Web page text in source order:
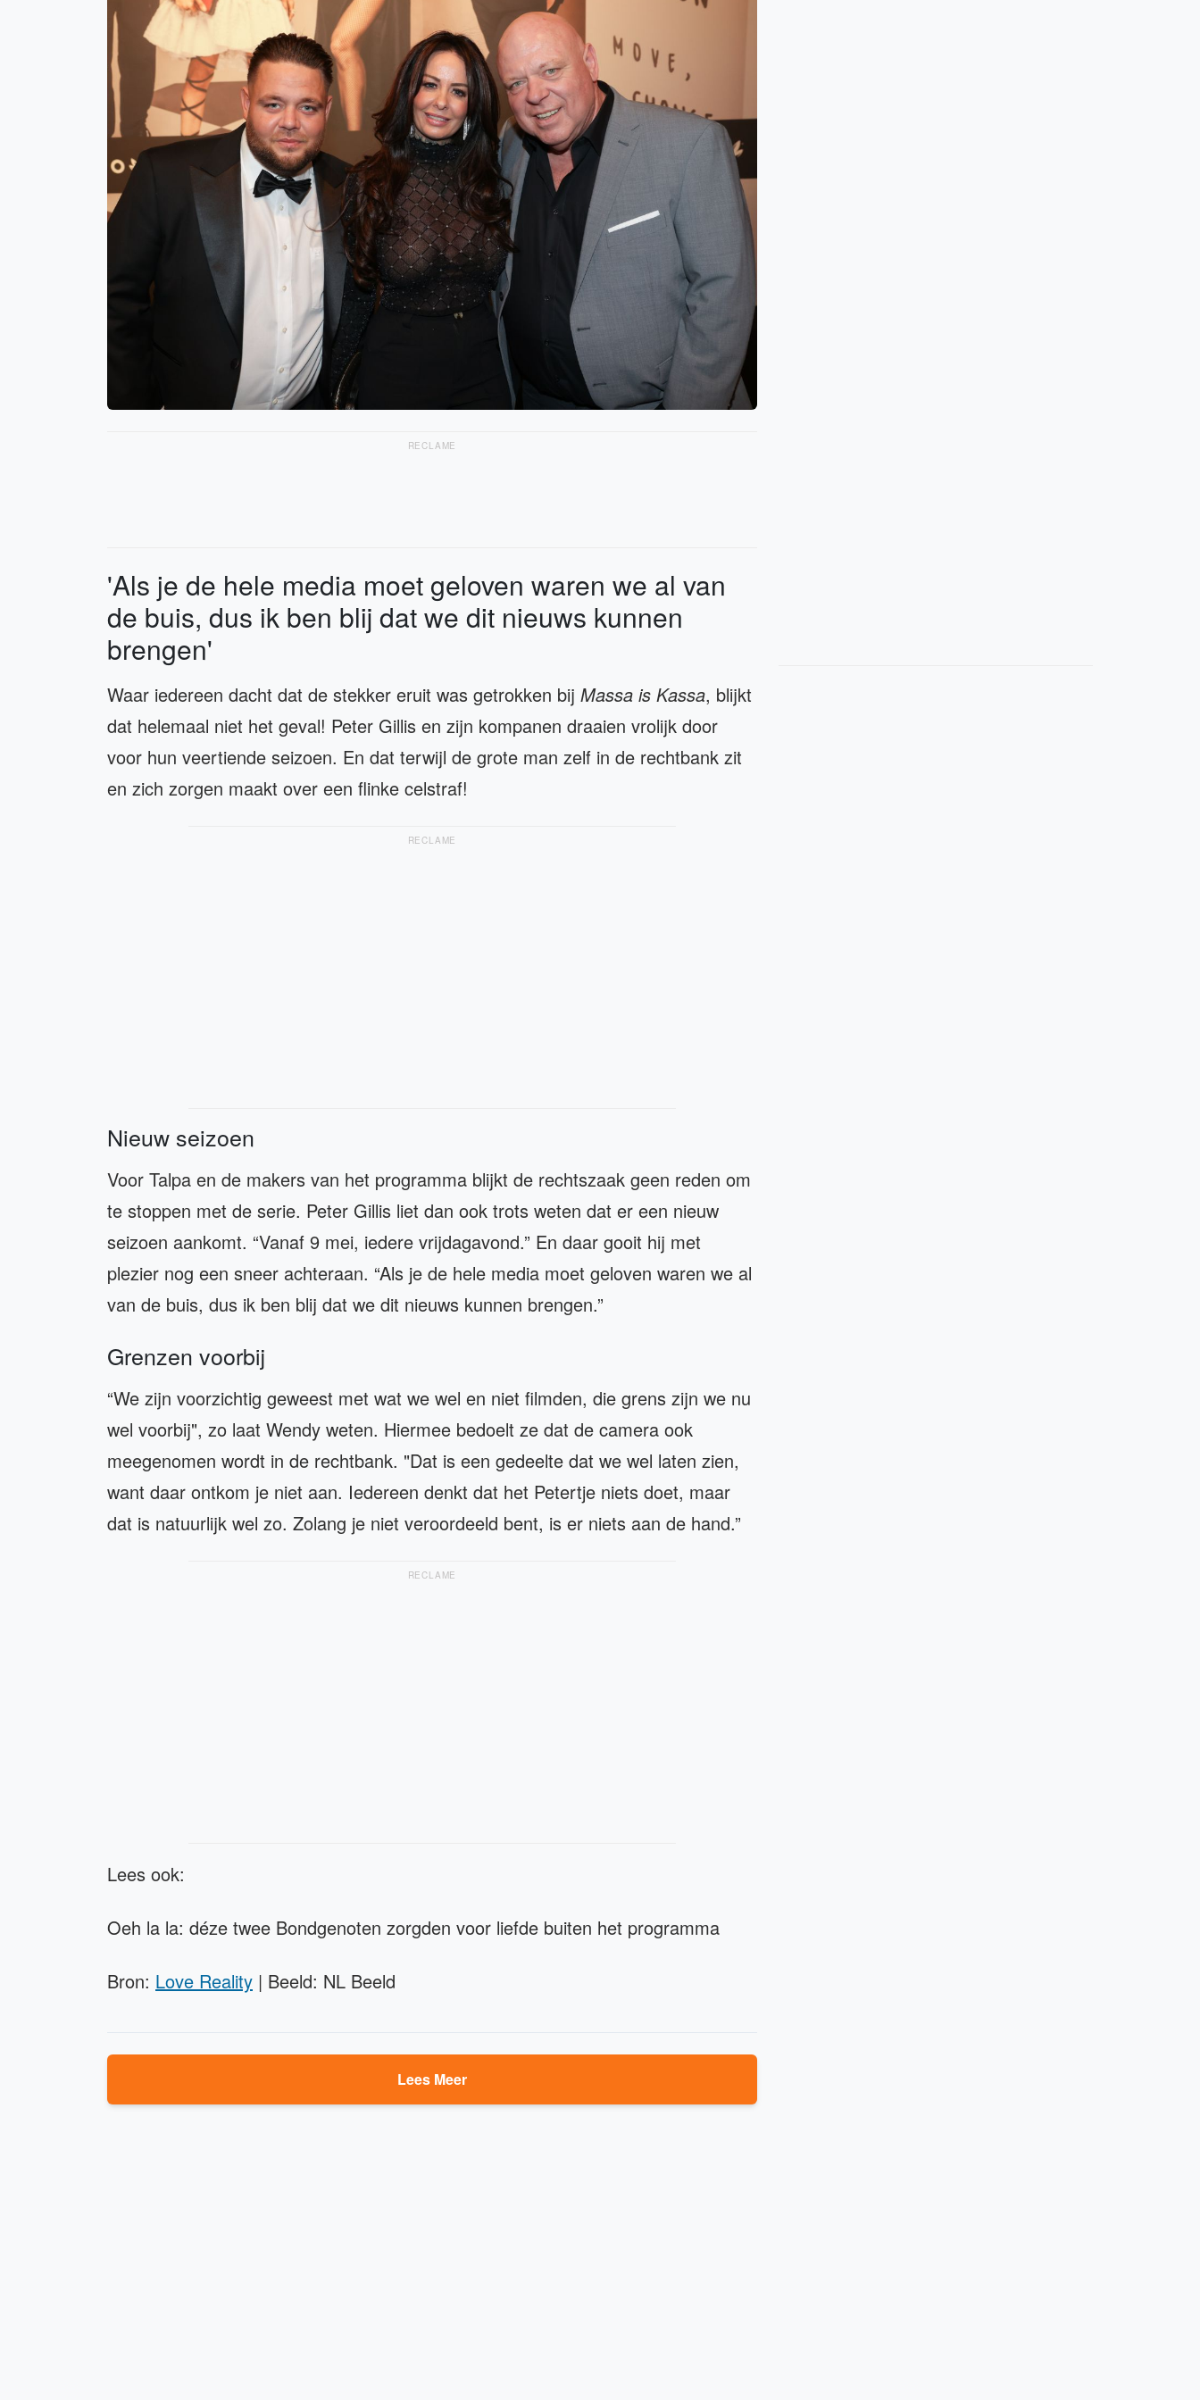
RECLAME
'Als je de hele media moet geloven waren we al van
de buis, dus ik ben blij dat we dit nieuws kunnen
brengen'
Waar iedereen dacht dat de stekker eruit was getrokken bij Massa is Kassa, blijkt
dat helemaal niet het geval! Peter Gillis en zijn kompanen draaien vrolijk door
voor hun veertiende seizoen. En dat terwijl de grote man zelf in de rechtbank zit
en zich zorgen maakt over een flinke celstraf!
RECLAME
Nieuw seizoen
Voor Talpa en de makers van het programma blijkt de rechtszaak geen reden om
te stoppen met de serie. Peter Gillis liet dan ook trots weten dat er een nieuw
seizoen aankomt. “Vanaf 9 mei, iedere vrijdagavond.” En daar gooit hij met
plezier nog een sneer achteraan. “Als je de hele media moet geloven waren we al
van de buis, dus ik ben blij dat we dit nieuws kunnen brengen.”
Grenzen voorbij
“We zijn voorzichtig geweest met wat we wel en niet filmden, die grens zijn we nu
wel voorbij", zo laat Wendy weten. Hiermee bedoelt ze dat de camera ook
meegenomen wordt in de rechtbank. "Dat is een gedeelte dat we wel laten zien,
want daar ontkom je niet aan. Iedereen denkt dat het Petertje niets doet, maar
dat is natuurlijk wel zo. Zolang je niet veroordeeld bent, is er niets aan de hand.”
RECLAME
Lees ook:
Oeh la la: déze twee Bondgenoten zorgden voor liefde buiten het programma
Bron: Love Reality | Beeld: NL Beeld
Lees Meer